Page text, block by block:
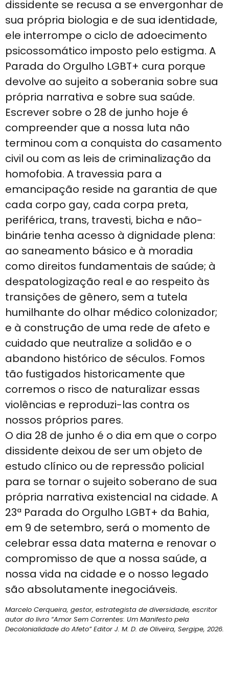
dissidente se recusa a se envergonhar de
sua própria biologia e de sua identidade,
ele interrompe o ciclo de adoecimento
psicossomático imposto pelo estigma. A
Parada do Orgulho LGBT+ cura porque
devolve ao sujeito a soberania sobre sua
própria narrativa e sobre sua saúde.
Escrever sobre o 28 de junho hoje é
compreender que a nossa luta não
terminou com a conquista do casamento
civil ou com as leis de criminalização da
homofobia. A travessia para a
emancipação reside na garantia de que
cada corpo gay, cada corpa preta,
periférica, trans, travesti, bicha e não-
binárie tenha acesso à dignidade plena:
ao saneamento básico e à moradia
como direitos fundamentais de saúde; à
despatologização real e ao respeito às
transições de gênero, sem a tutela
humilhante do olhar médico colonizador;
e à construção de uma rede de afeto e
cuidado que neutralize a solidão e o
abandono histórico de séculos. Fomos
tão fustigados historicamente que
corremos o risco de naturalizar essas
violências e reproduzi-las contra os
nossos próprios pares.
O dia 28 de junho é o dia em que o corpo
dissidente deixou de ser um objeto de
estudo clínico ou de repressão policial
para se tornar o sujeito soberano de sua
própria narrativa existencial na cidade. A
23ª Parada do Orgulho LGBT+ da Bahia,
em 9 de setembro, será o momento de
celebrar essa data materna e renovar o
compromisso de que a nossa saúde, a
nossa vida na cidade e o nosso legado
são absolutamente inegociáveis.
Marcelo Cerqueira, gestor, estrategista de diversidade, escritor
autor do livro “Amor Sem Correntes: Um Manifesto pela
Decolonialidade do Afeto” Editor J. M. D. de Oliveira, Sergipe, 2026.